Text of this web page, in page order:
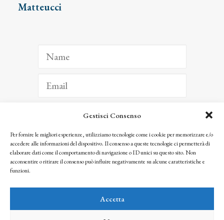
Gestisci Consenso
Per fornire le migliori esperienze, utilizziamo tecnologie come i cookie per memorizzare e/o
accedere alle informazioni del dispositivo. Il consenso a queste tecnologie ci permetterà di
elaborare dati come il comportamento di navigazione o ID unici su questo sito. Non
acconsentire o ritirare il consenso può influire negativamente su alcune caratteristiche e
funzioni.
Accetta
Matteucci
ISCRIVITI
Facendo clic per iscriverti, riconosci che le tue informazioni saranno trattate
seguendo la nostra Privacy Policy
© 2025 Istituto Matteucci. All right reserved
l’autorizzazione scritta dei proprietari dei diritti e dell’Istituto Matteucci